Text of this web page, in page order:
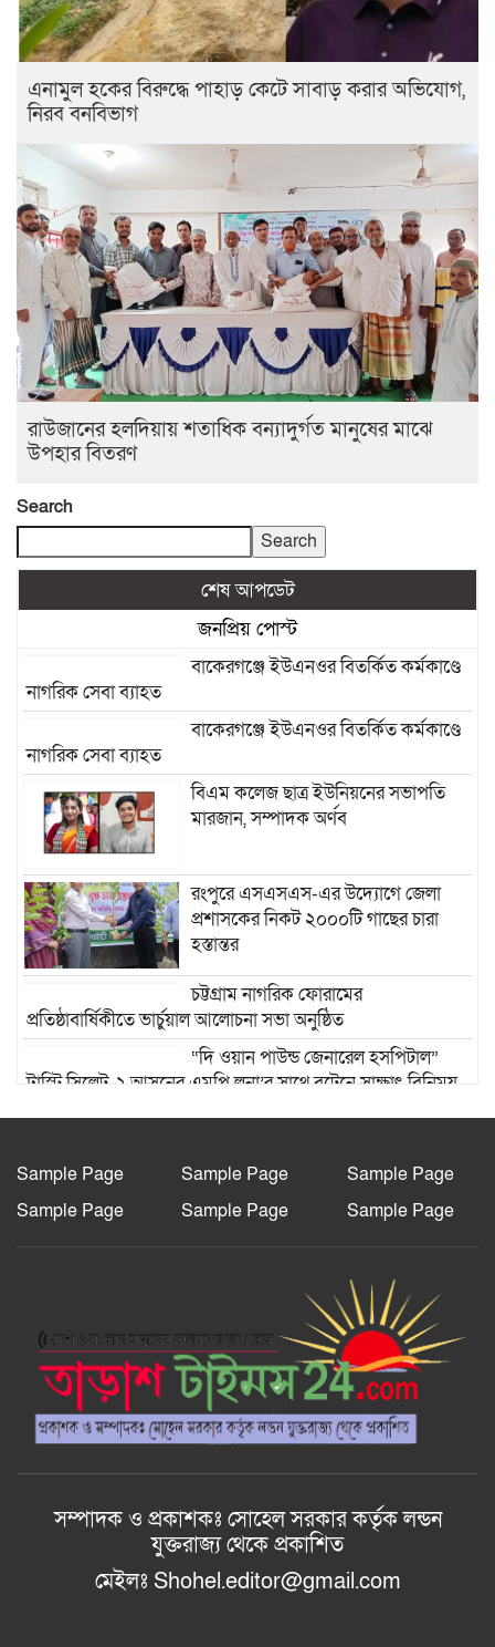
এনামুল হকের বিরুদ্ধে পাহাড় কেটে সাবাড় করার অভিযোগ,
নিরব বনবিভাগ
রাউজানের হলদিয়ায় শতাধিক বন্যাদুর্গত মানুষের মাঝে
উপহার বিতরণ
Search
Search
শেষ আপডেট
জনপ্রিয় পোস্ট
বাকেরগঞ্জে ইউএনওর বিতর্কিত কর্মকাণ্ডে
নাগরিক সেবা ব্যাহত
বাকেরগঞ্জে ইউএনওর বিতর্কিত কর্মকাণ্ডে
নাগরিক সেবা ব্যাহত
বিএম কলেজ ছাত্র ইউনিয়নের সভাপতি
মারজান, সম্পাদক অর্ণব
রংপুরে এসএসএস-এর উদ্যোগে জেলা
প্রশাসকের নিকট ২০০০টি গাছের চারা
হস্তান্তর
চট্টগ্রাম নাগরিক ফোরামের
প্রতিষ্ঠাবার্ষিকীতে ভার্চুয়াল আলোচনা সভা অনুষ্ঠিত
“দি ওয়ান পাউন্ড জেনারেল হসপিটাল”
ট্রাস্টি সিলেট-২ আসনের এমপি লুনা’র সা‌থে বৃটেনে সাক্ষাৎ বিনিময়
মানবিক সংগঠন সিলেট-চট্টগ্রাম ফ্রেন্ডশিপ
রাজশাহী দুর্গাপুরে ভ্রাম্যমাণ আদালতের
বাংলাদেশ জাতীয়তাবাদী স্বেচ্ছাসেবক
দলের হরিপুর উপজেলা শাখার নতুন কমিটি
গঠন
আল-ইযহার আইডিয়াল মাদ্রাসায় মেধা
বিকাশ, কুরআন বিতরণ ও ফলাফল প্রকাশ
অনুষ্ঠান ২০২৬ অনুষ্ঠিত।
Sample Page Sample Page
Sample Page
Sample Page
Sample Page Sample Page
সম্পাদক ও প্রকাশকঃ সোহেল সরকার কর্তৃক লন্ডন
যুক্তরাজ্য থেকে প্রকাশিত
মেইলঃ Shohel.editor@gmail.com